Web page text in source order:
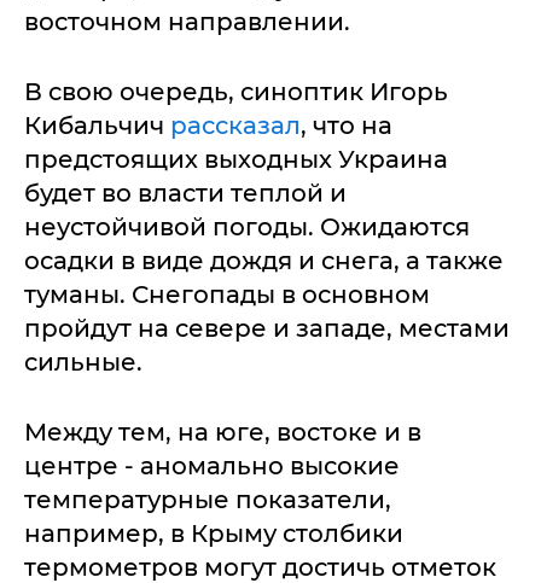
восточном направлении.
В свою очередь, синоптик Игорь
Кибальчич рассказал, что на
предстоящих выходных Украина
будет во власти теплой и
неустойчивой погоды. Ожидаются
осадки в виде дождя и снега, а также
туманы. Снегопады в основном
пройдут на севере и западе, местами
сильные.
Между тем, на юге, востоке и в
центре - аномально высокие
температурные показатели,
например, в Крыму столбики
термометров могут достичь отметок